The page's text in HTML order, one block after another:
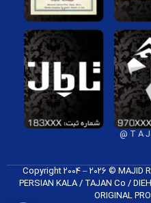
T A J
Copyright 2004 – 2026 © MAJID
PERSIAN KALA / TAJAN Co /
ORIGINAL